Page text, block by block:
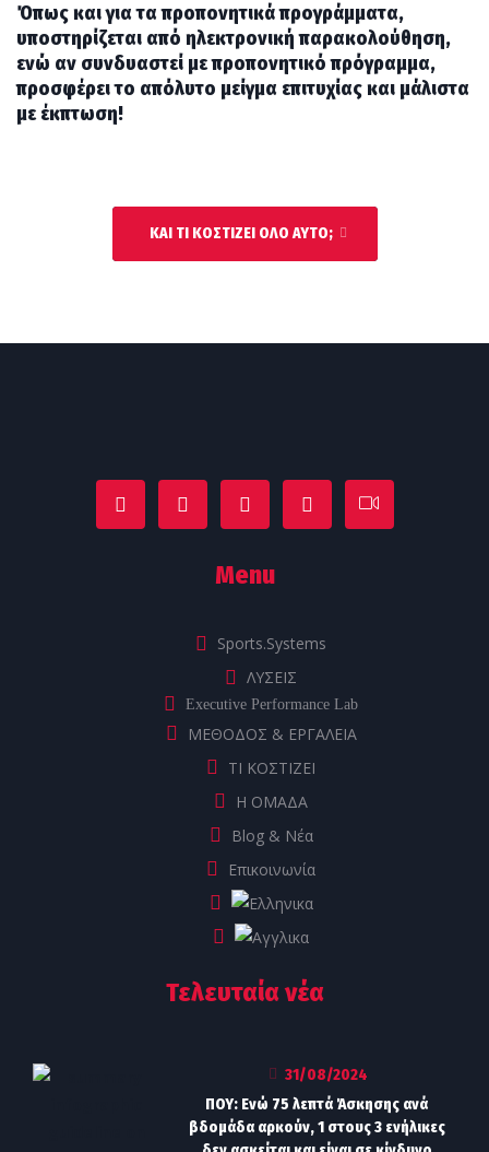
Όπως και για τα προπονητικά προγράμματα,
υποστηρίζεται από ηλεκτρονική παρακολούθηση,
ενώ αν συνδυαστεί με προπονητικό πρόγραμμα,
προσφέρει το απόλυτο μείγμα επιτυχίας και μάλιστα
με έκπτωση!
ΚΑΙ ΤΙ ΚΟΣΤΙΖΕΙ ΟΛΟ ΑΥΤΟ;
Menu
Sports.Systems
ΛΥΣΕΙΣ
Executive Performance Lab
ΜΕΘΟΔΟΣ & ΕΡΓΑΛΕΙΑ
ΤΙ ΚΟΣΤΙΖΕΙ
Η ΟΜΑΔΑ
Blog & Νέα
Επικοινωνία
Τελευταία νέα
31/08/2024
ΠΟΥ: Ενώ 75 λεπτά Άσκησης ανά
βδομάδα αρκούν, 1 στους 3 ενήλικες